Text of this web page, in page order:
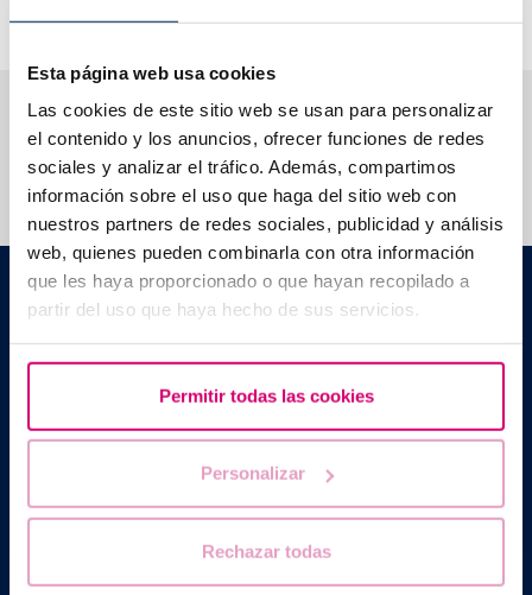
Esta página web usa cookies
Las cookies de este sitio web se usan para personalizar
el contenido y los anuncios, ofrecer funciones de redes
sociales y analizar el tráfico. Además, compartimos
información sobre el uso que haga del sitio web con
nuestros partners de redes sociales, publicidad y análisis
web, quienes pueden combinarla con otra información
que les haya proporcionado o que hayan recopilado a
partir del uso que haya hecho de sus servicios.
Permitir todas las cookies
Personalizar
Rechazar todas
Nous vous aidons à trouver les réponses à vos
questions
Barcelona IVF
Edificio Planetarium
+34 934 176 916
| info@bcnivf.com
Barcelona IVF est un établissement de santé homologué par la
Generalitat de Catalunya agréé comme Centre de Procréation
Médicalement Assistée sous le nº E08050604.